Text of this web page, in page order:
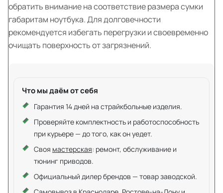
обратить внимание на соответствие размера сумки
габаритам ноутбука. Для долговечности
рекомендуется избегать перегрузки и своевременно
очищать поверхность от загрязнений.
Что мы даём от себя
Гарантия 14 дней на страйкбольные изделия.
Проверяйте комплектность и работоспособность
при курьере — до того, как он уедет.
Своя мастерская: ремонт, обслуживание и
тюнинг приводов.
Официальный дилер брендов — товар заводской.